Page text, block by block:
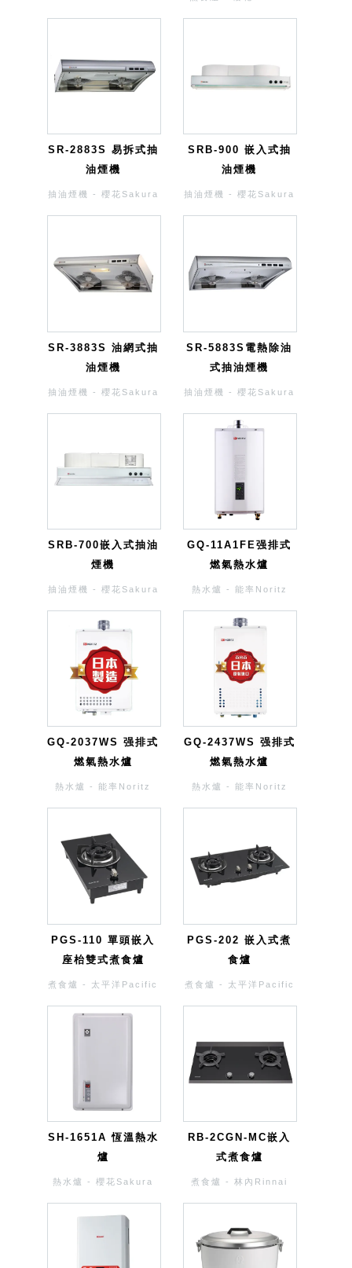
SR-2883S 易拆式抽
油煙機
抽油煙機 - 櫻花Sakura
SRB-900 嵌入式抽
油煙機
抽油煙機 - 櫻花Sakura
SR-3883S 油網式抽
油煙機
抽油煙機 - 櫻花Sakura
SR-5883S電熱除油
式抽油煙機
抽油煙機 - 櫻花Sakura
SRB-700嵌入式抽油
煙機
抽油煙機 - 櫻花Sakura
GQ-11A1FE强排式
燃氣熱水爐
熱水爐 - 能率Noritz
GQ-2037WS 强排式
燃氣熱水爐
熱水爐 - 能率Noritz
GQ-2437WS 强排式
燃氣熱水爐
熱水爐 - 能率Noritz
PGS-110 單頭嵌入
座枱雙式煮食爐
煮食爐 - 太平洋Pacific
PGS-202 嵌入式煮
食爐
煮食爐 - 太平洋Pacific
SH-1651A 恆溫熱水
爐
熱水爐 - 櫻花Sakura
RB-2CGN-MC嵌入
式煮食爐
煮食爐 - 林內Rinnai